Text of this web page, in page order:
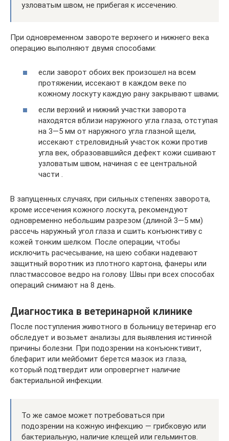
узловатым швом, не прибегая к иссечению.
При одновременном завороте верхнего и нижнего века
операцию выполняют двумя способами:
если заворот обоих век произошел на всем
протяжении, иссекают в каждом веке по
кожному лоскуту каждую рану закрывают швами;
если верхний и нижний участки заворота
находятся вблизи наружного угла глаза, отступая
на 3—5 мм от наружного угла глазной щели,
иссекают стреловидный участок кожи против
угла век, образовавшийся дефект кожи сшивают
узловатым швом, начиная с ее центральной
части .
В запущенных случаях, при сильных степенях заворота,
кроме иссечения кожного лоскута, рекомендуют
одновременно небольшим разрезом (длиной 3—5 мм)
рассечь наружный угол глаза и сшить конъюнктиву с
кожей тонким шелком. После операции, чтобы
исключить расчесывание, на шею собаки надевают
защитный воротник из плотного картона, фанеры или
пластмассовое ведро на голову. Швы при всех способах
операций снимают на 8 день.
Диагностика в ветеринарной клинике
После поступления животного в больницу ветеринар его
обследует и возьмет анализы для выявления истинной
причины болезни. При подозрении на конъюнктивит,
блефарит или мейбомит берется мазок из глаза,
который подтвердит или опровергнет наличие
бактериальной инфекции.
То же самое может потребоваться при
подозрении на кожную инфекцию — грибковую или
бактериальную, наличие клещей или гельминтов.